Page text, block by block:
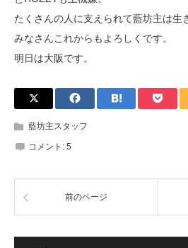
たくさんの人に支えられて藍坊主は生
みなさんこれからもよろしくです。
明日は大阪です。
藍坊主スタッフ
コメント: 5
前のページ